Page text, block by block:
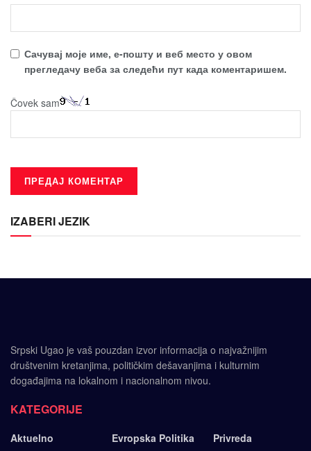
Сачувај моје име, е-пошту и веб место у овом
прегледачу веба за следећи пут када коментаришем.
Čovek sam
IZABERI JEZIK
Srpski Ugao je vaš pouzdan izvor informacija o najvažnijim
društvenim kretanjima, političkim dešavanjima i kulturnim
događajima na lokalnom i nacionalnom nivou.
KATEGORIJE
Aktuelno
Evropska Politika
Privreda